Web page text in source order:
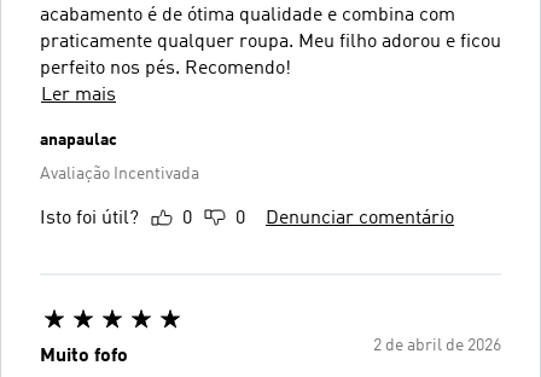
acabamento é de ótima qualidade e combina com
praticamente qualquer roupa. Meu filho adorou e ficou
perfeito nos pés. Recomendo!
Ler mais
anapaulac
Avaliação Incentivada
Isto foi útil? 0 0 Denunciar comentário
2 de abril de 2026
Muito fofo